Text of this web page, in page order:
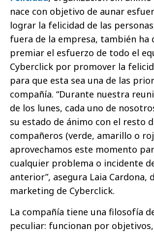
nace con objetivo de aunar
lograr la felicidad de las
fuera de la empresa, también ha
premiar el esfuerzo de todo el
Cyberclick por promover la
para que esta sea una de las
compañía. “Durante nuestra
de los lunes, cada uno de
su estado de ánimo con el resto
compañeros (verde, amarillo o
aprovechamos este momento
cualquier problema o incidente
anterior”, asegura Laia Cardona,
marketing de Cyberclick.
La compañía tiene una filosofía
peculiar: funcionan por objetivos,